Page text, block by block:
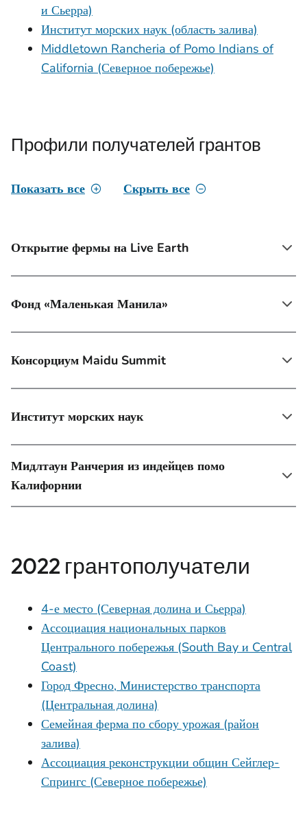
и Сьерра)
Институт морских наук (область залива)
Middletown Rancheria of Pomo Indians of
California (Северное побережье)
Профили получателей грантов
Показать все Скрыть все
Открытие фермы на Live Earth
Фонд «Маленькая Манила»
Консорциум Maidu Summit
Институт морских наук
Мидлтаун Ранчерия из индейцев помо
Калифорнии
2022 грантополучатели
4-е место (Северная долина и Сьерра)
Ассоциация национальных парков
Центрального побережья (South Bay и Central
Coast)
Город Фресно, Министерство транспорта
(Центральная долина)
Семейная ферма по сбору урожая (район
залива)
Ассоциация реконструкции общин Сейглер-
Спрингс (Северное побережье)